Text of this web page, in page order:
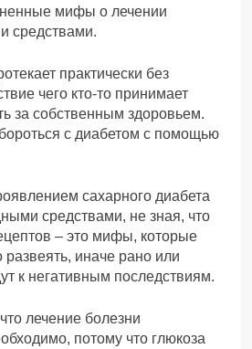
мифы о лечении
средствами.
практически без
чего кто-то принимает
за собственным здоровьем.
с диабетом с помощью
сахарного диабета
средствами, не зная, что
– это мифы, которые
развеять, иначе рано или
к негативным последствиям.
лечение болезни
потому что глюкоза